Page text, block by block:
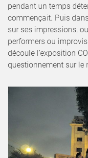
pendant un temps
commençait. Puis
sur ses impressions,
performers ou
découle l’exposition
questionnement sur le